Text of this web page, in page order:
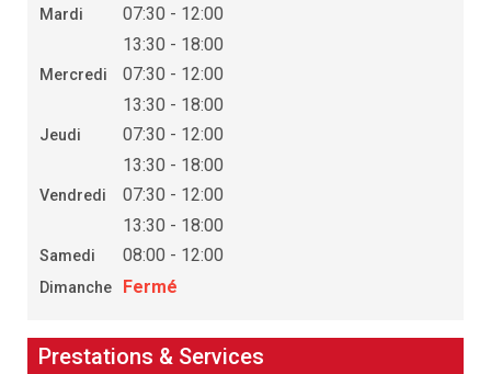
Mardi
07:30 - 12:00
13:30 - 18:00
Mercredi
07:30 - 12:00
13:30 - 18:00
Jeudi
07:30 - 12:00
13:30 - 18:00
Vendredi
07:30 - 12:00
13:30 - 18:00
Samedi 08:00 - 12:00
Dimanche Fermé
Prestations & Services